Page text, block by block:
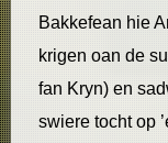
Bakkefean hie
krigen oan de
fan Kryn) en
swiere tocht op